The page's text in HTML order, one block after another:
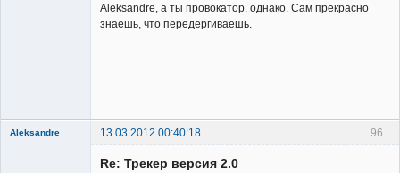
Aleksandre, а ты провокатор, однако. Сам прекрасно
знаешь, что передергиваешь.
96
Aleksandre
13.03.2012 00:40:18
Re: Трекер версия 2.0